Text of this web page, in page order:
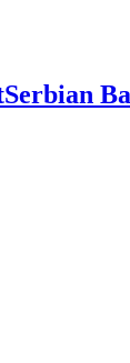
Serbian